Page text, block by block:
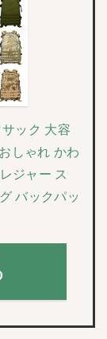
ック 大容
しゃれ かわ
ジャー ス
バックパッ